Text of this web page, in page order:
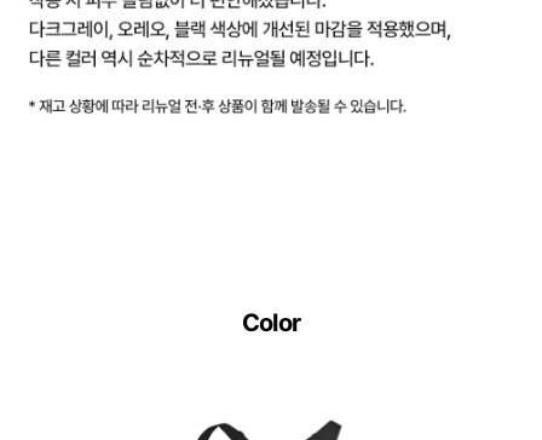
Color